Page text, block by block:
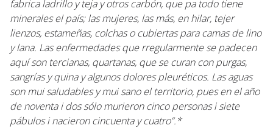
fabrica ladrillo y teja y otros carbón, que pa todo tiene
minerales el país; las mujeres, las más, en hilar, tejer
lienzos, estameñas, colchas o cubiertas para camas de lino
y lana. Las enfermedades que rregularmente se padecen
aquí son tercianas, quartanas, que se curan con purgas,
sangrías y quina y algunos dolores pleuréticos. Las aguas
son mui saludables y mui sano el territorio, pues en el año
de noventa i dos sólo murieron cinco personas i siete
pábulos i nacieron cincuenta y cuatro”.*